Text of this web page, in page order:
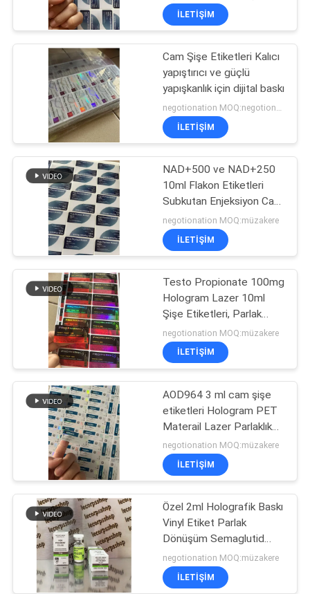
10ml Flakon Kutuları
45
Güvenlik Hologramı
Etiketi
27
İlaç ambalaj kutusu
İlaç şişesi etiketi
baskı
İLETIŞIM
Cam Şişe Etiketleri Kalıcı
yapıştırıcı ve güçlü
yapışkanlık için dijital baskı
İLETIŞIM
NAD+500 ve NAD+250
10ml Flakon Etiketleri
Subkutan Enjeksiyon Cam
Flakon Etiketleri
negotionation MOQ:müzakere
İLETIŞIM
Testo Propionate 100mg
Hologram Lazer 10ml
Şişe Etiketleri, Parlak
Dönüşümlü Çok Dozlu
Şişe Etiketi
negotionation MOQ:müzakere
İLETIŞIM
AOD964 3 ml cam şişe
etiketleri Hologram PET
Materail Lazer Parlaklık
Efekti
negotionation MOQ:müzakere
İLETIŞIM
Özel 2ml Holografik Baskı
Vinyl Etiket Parlak
Dönüşüm Semaglutid
Peptid Alüminyum Plastik
PP Malzeme Ücretsiz
Ambalaj
negotionation MOQ:müzakere
İLETIŞIM